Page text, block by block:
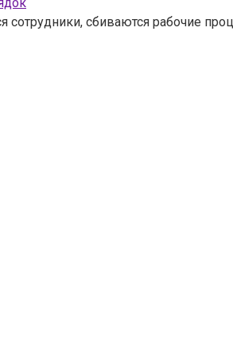
сотрудники, сбиваются рабочие